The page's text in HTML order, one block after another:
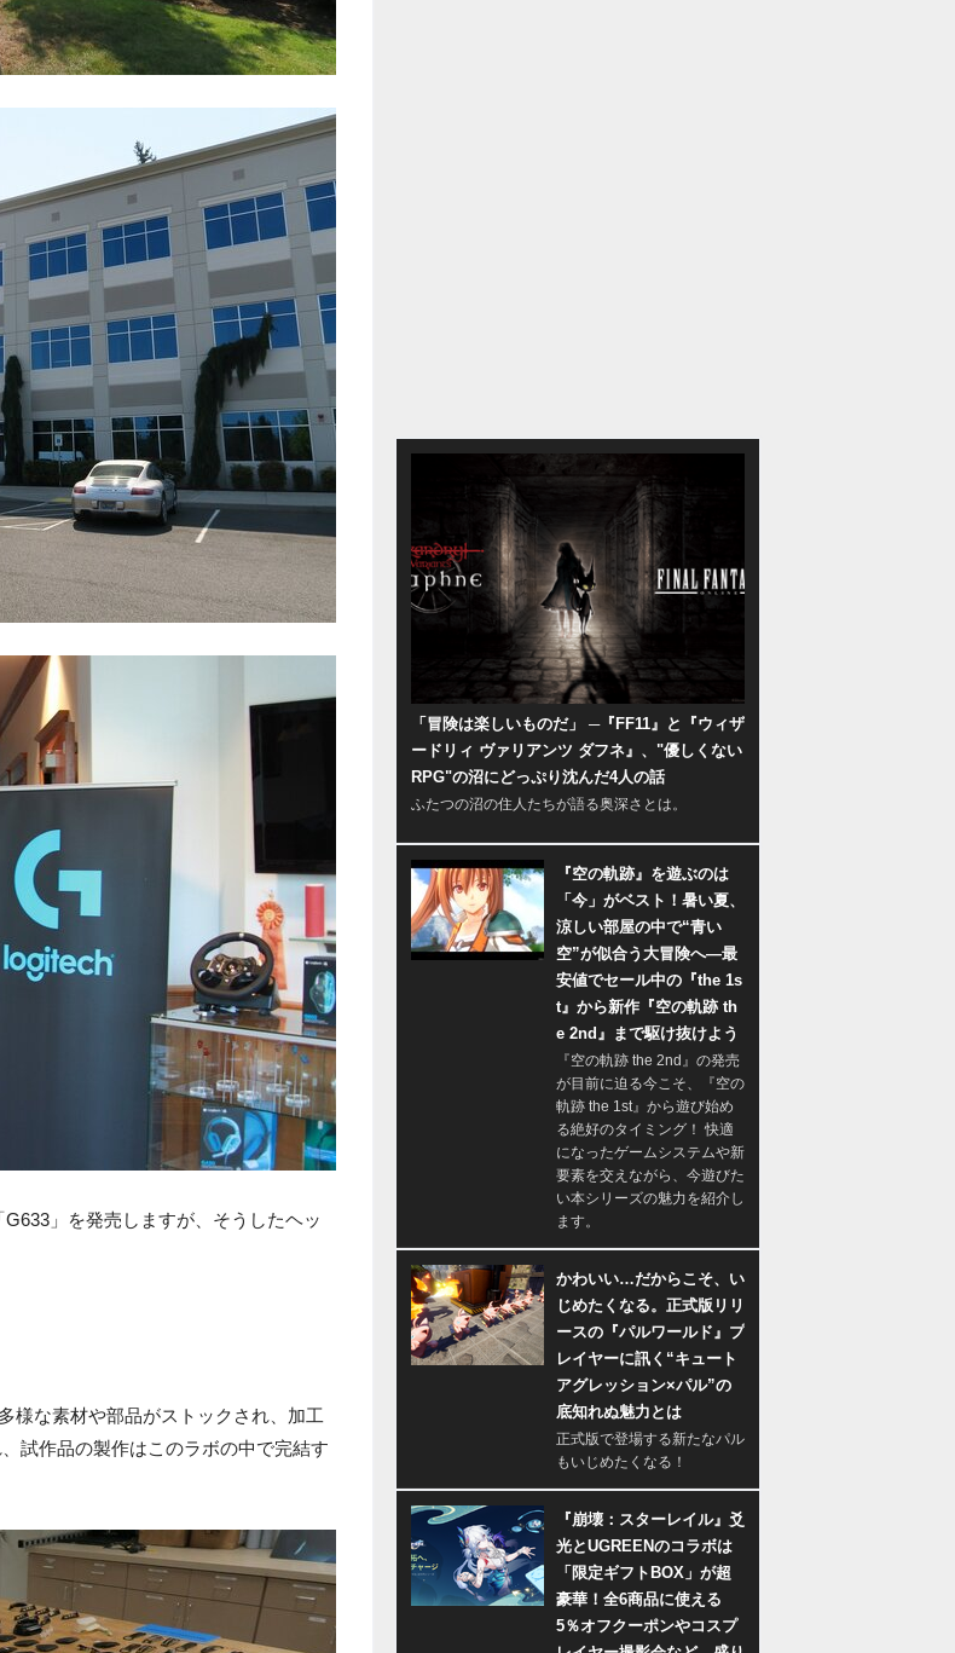
」を発売しますが、そうしたヘッ
様な素材や部品がストックされ、加工
試作品の製作はこのラボの中で完結す
「冒険は楽しいものだ」 ─『FF11』と『ウィザ
ードリィ ヴァリアンツ ダフネ』、"優しくない
RPG"の沼にどっぷり沈んだ4人の話
ふたつの沼の住人たちが語る奥深さとは。
『空の軌跡』を遊ぶのは
「今」がベスト！暑い夏、
涼しい部屋の中で“青い
空”が似合う大冒険へ―最
安値でセール中の『the 1s
t』から新作『空の軌跡 th
e 2nd』まで駆け抜けよう
『空の軌跡 the 2nd』の発売
が目前に迫る今こそ、『空の
軌跡 the 1st』から遊び始め
る絶好のタイミング！ 快適
になったゲームシステムや新
要素を交えながら、今遊びた
い本シリーズの魅力を紹介し
ます。
かわいい…だからこそ、い
じめたくなる。正式版リリ
ースの『パルワールド』プ
レイヤーに訊く“キュート
アグレッション×パル”の
底知れぬ魅力とは
正式版で登場する新たなパル
もいじめたくなる！
『崩壊：スターレイル』爻
光とUGREENのコラボは
「限定ギフトBOX」が超
豪華！全6商品に使える
5％オフクーポンやコスプ